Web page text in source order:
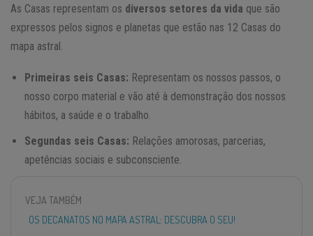
As Casas representam os diversos setores da vida que são
expressos pelos signos e planetas que estão nas 12 Casas do
mapa astral.
Primeiras seis Casas: Representam os nossos passos, o
nosso corpo material e vão até à demonstração dos nossos
hábitos, a saúde e o trabalho.
Segundas seis Casas: Relações amorosas, parcerias,
apetências sociais e subconsciente.
VEJA TAMBÉM
OS DECANATOS NO MAPA ASTRAL: DESCUBRA O SEU!